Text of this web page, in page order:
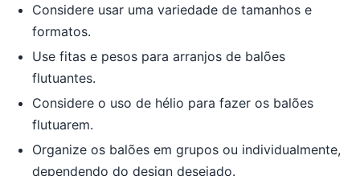
Considere usar uma variedade de tamanhos e
formatos.
Use fitas e pesos para arranjos de balões
flutuantes.
Considere o uso de hélio para fazer os balões
flutuarem.
Organize os balões em grupos ou individualmente,
dependendo do design desejado.